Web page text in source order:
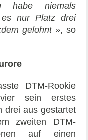
habe niemals
es nur Platz drei
gelohnt », so
DTM-Rookie
sein erstes
drei aus gestartet
zweiten DTM-
auf einen